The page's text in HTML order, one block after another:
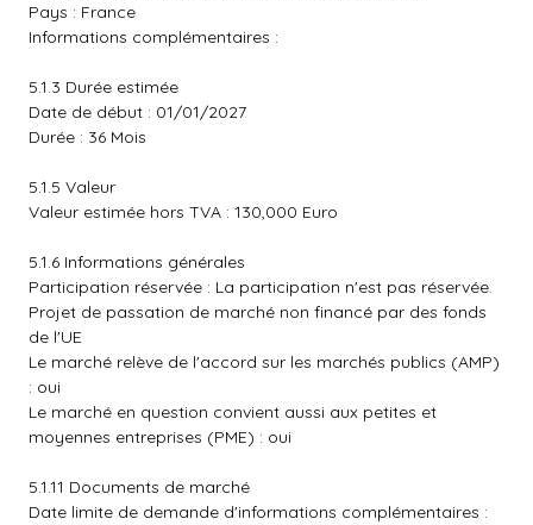
Pays : France
Informations complémentaires :
5.1.3 Durée estimée
Date de début : 01/01/2027
Durée : 36 Mois
5.1.5 Valeur
Valeur estimée hors TVA : 130,000 Euro
5.1.6 Informations générales
Participation réservée : La participation n'est pas réservée.
Projet de passation de marché non financé par des fonds
de l'UE
Le marché relève de l'accord sur les marchés publics (AMP)
: oui
Le marché en question convient aussi aux petites et
moyennes entreprises (PME) : oui
5.1.11 Documents de marché
Date limite de demande d'informations complémentaires :